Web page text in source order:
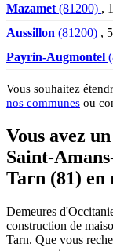
Mazamet (81200) ,
Aussillon (81200) ,
Payrin-Augmontel
Vous souhaitez
nos communes ou
Vous avez
Saint-
Tarn (81) en
Demeures
construction de
Tarn. Que vous